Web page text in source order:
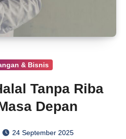
& Bisnis
Tanpa Riba
Depan
24 September 2025